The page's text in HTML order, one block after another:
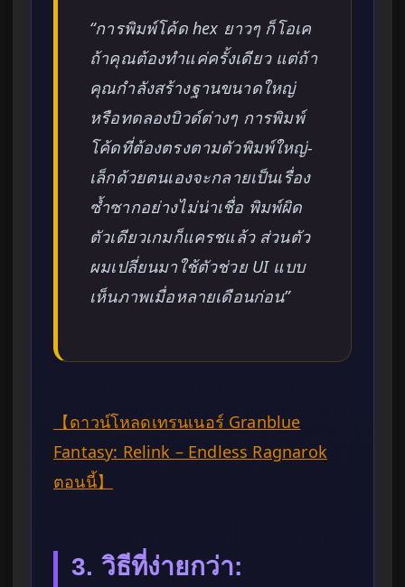
“การพิมพ์โค้ด hex ยาวๆ ก็โอเค
ถ้าคุณต้องทำแค่ครั้งเดียว แต่ถ้า
คุณกำลังสร้างฐานขนาดใหญ่
หรือทดลองบิวด์ต่างๆ การพิมพ์
โค้ดที่ต้องตรงตามตัวพิมพ์ใหญ่-
เล็กด้วยตนเองจะกลายเป็นเรื่อง
ซ้ำซากอย่างไม่น่าเชื่อ พิมพ์ผิด
ตัวเดียวเกมก็แครชแล้ว ส่วนตัว
ผมเปลี่ยนมาใช้ตัวช่วย UI แบบ
เห็นภาพเมื่อหลายเดือนก่อน”
【ดาวน์โหลดเทรนเนอร์ Granblue
Fantasy: Relink – Endless Ragnarok
ตอนนี้】
3. วิธีที่ง่ายกว่า: